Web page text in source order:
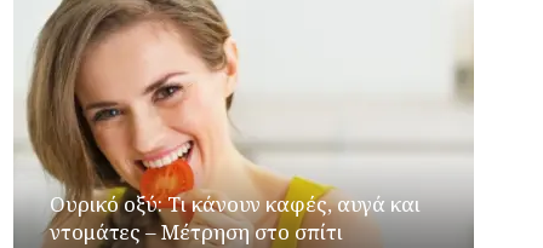
Ουρικό οξύ: Τι κάνουν καφές, αυγά και
ντομάτες – Μέτρηση στο σπίτι